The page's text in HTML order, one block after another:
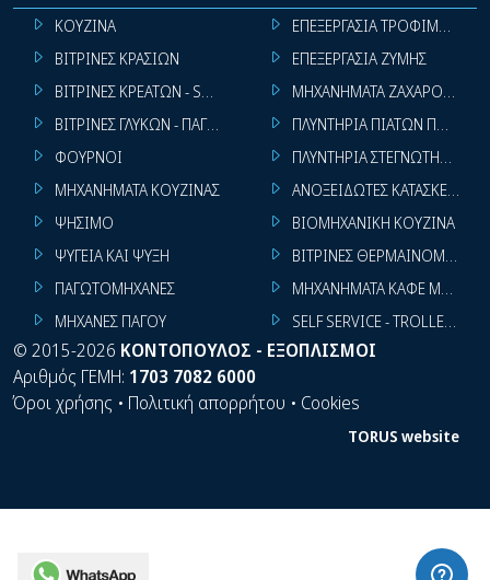
WhatsApp
ΚΟΥΖΙΝΑ
ΒΙΤΡΙΝΕΣ ΚΡΑΣΙΩΝ
ΒΙΤΡΙΝΕΣ ΚΡΕΑΤΩΝ - SUPER MARKET
ΒΙΤΡΙΝΕΣ ΓΛΥΚΩΝ - ΠΑΓΩΤΩΝ
ΦΟΥΡΝΟΙ
ΜΗΧΑΝΗΜΑΤΑ ΚΟΥΖΙΝΑΣ
ΨΗΣΙΜΟ
ΨΥΓΕΙΑ ΚΑΙ ΨΥΞΗ
ΠΑΓΩΤΟΜΗΧΑΝΕΣ
ΜΗΧΑΝΕΣ ΠΑΓΟΥ
ΕΠΕΞΕΡΓΑΣΙΑ ΤΡΟΦΙΜΩΝ
ΕΠΕΞΕΡΓΑΣΙΑ ΖΥΜΗΣ
ΜΗΧΑΝΗΜΑΤΑ
ΠΛΥΝΤΗΡΙΑ ΠΙΑΤΩΝ
ΠΛΥΝΤΗΡΙΑ ΣΤΕΓΝΩΤΗΡΙΑ
ΑΝΟΞΕΙΔΩΤΕΣ ΚΑΤΑΣΚΕΥΕΣ
ΒΙΟΜΗΧΑΝΙΚΗ ΚΟΥΖΙΝΑ
ΒΙΤΡΙΝΕΣ ΘΕΡΜΑΙΝΟΜΕΝΕΣ
ΜΗΧΑΝΗΜΑΤΑ ΚΑΦΕ ΜΠΑΡ
SELF SERVICE - TROLLEY -
© 2015-2026 ΚΟΝΤΟΠΟΥΛΟΣ - ΕΞΟΠΛΙΣΜΟΙ
Αριθμός ΓΕΜΗ: 1703 7082 6000
Όροι χρήσης • Πολιτική απορρήτου • Cookies
TORUS website